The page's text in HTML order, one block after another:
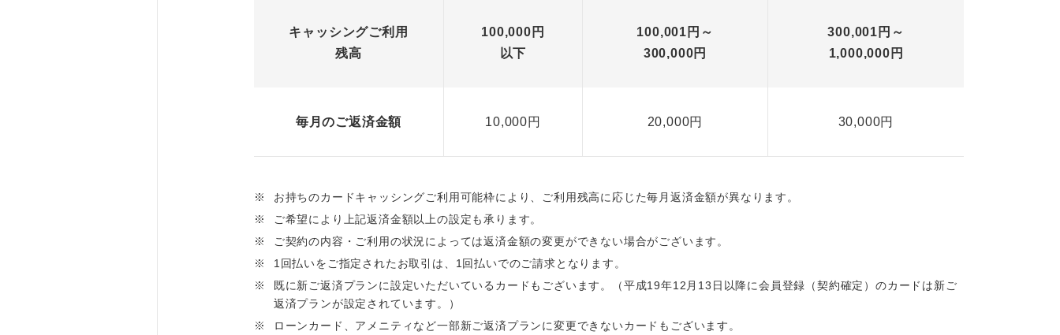
キャッシングご利用
残高
100,000円
以下
100,001円～
300,000円
300,001円～
1,000,000円
毎月のご返済金額 10,000円 20,000円 30,000円
※
お持ちのカードキャッシングご利用可能枠により、ご利用残高に応じた毎月返済金額が異なります。
※
ご希望により上記返済金額以上の設定も承ります。
※
ご契約の内容・ご利用の状況によっては返済金額の変更ができない場合がございます。
※
1回払いをご指定されたお取引は、1回払いでのご請求となります。
※
既に新ご返済プランに設定いただいているカードもございます。（平成19年12月13日以降に会員登録（契約確定）のカードは新ご
返済プランが設定されています。）
※
ローンカード、アメニティなど一部新ご返済プランに変更できないカードもございます。